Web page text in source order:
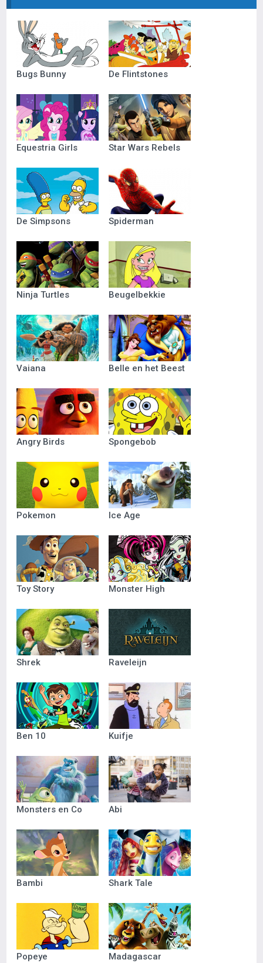
Bugs Bunny De Flintstones
Equestria Girls Star Wars Rebels
De Simpsons Spiderman
Ninja Turtles Beugelbekkie
Vaiana Belle en het Beest
Angry Birds Spongebob
Pokemon Ice Age
Toy Story Monster High
Shrek Raveleijn
Ben 10 Kuifje
Monsters en Co Abi
Bambi Shark Tale
Popeye Madagascar